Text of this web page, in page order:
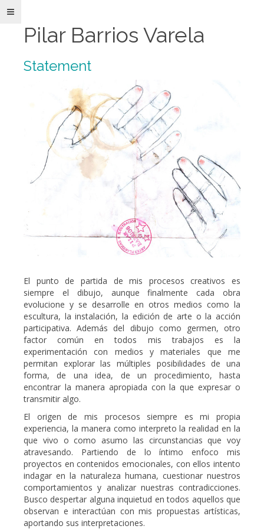
Ilustración
Paper
Talleres
Statement
Noticias
Adquisición
Pilar Barrios Varela
Statement
El punto de partida de mis procesos creativos es
siempre el dibujo, aunque finalmente cada obra
evolucione y se desarrolle en otros medios como la
escultura, la instalación, la edición de arte o la acción
participativa. Además del dibujo como germen, otro
factor común en todos mis trabajos es la
experimentación con medios y materiales que me
permitan explorar las múltiples posibilidades de una
forma, de una idea, de un procedimiento, hasta
encontrar la manera apropiada con la que expresar o
transmitir algo.
El origen de mis procesos siempre es mi propia
experiencia, la manera como interpreto la realidad en la
que vivo o como asumo las circunstancias que voy
atravesando. Partiendo de lo íntimo enfoco mis
proyectos en contenidos emocionales, con ellos intento
indagar en la naturaleza humana, cuestionar nuestros
comportamientos y analizar nuestras contradicciones.
Busco despertar alguna inquietud en todos aquellos que
observan e interactúan con mis propuestas artísticas,
aportando sus interpretaciones.